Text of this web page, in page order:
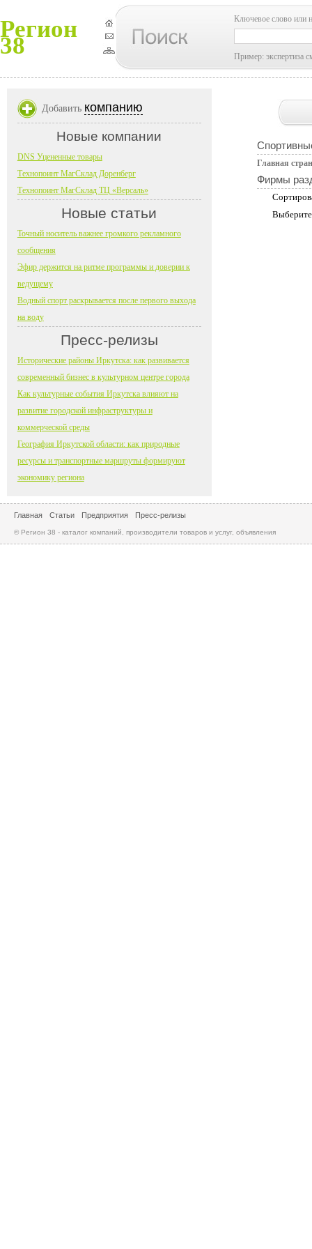
Регион
38
Ключевое слово или
Пример: экспертиза
Главная
Фирмы
Добавить компанию
Новые компании
DNS Уцененные товары
Технопоинт МагСклад Доренберг
Технопоинт МагСклад ТЦ «Версаль»
Новые статьи
Точный носитель важнее громкого рекламного
сообщения
Эфир держится на ритме программы и доверии к
ведущему
Водный спорт раскрывается после первого выхода
на воду
Пресс-релизы
Исторические районы Иркутска: как развивается
современный бизнес в культурном центре города
Как культурные события Иркутска влияют на
развитие городской инфраструктуры и
коммерческой среды
География Иркутской области: как природные
ресурсы и транспортные маршруты формируют
экономику региона
Главная Статьи Предприятия Пресс-релизы
© Регион 38 - каталог компаний, производители товаров и услуг, объявления